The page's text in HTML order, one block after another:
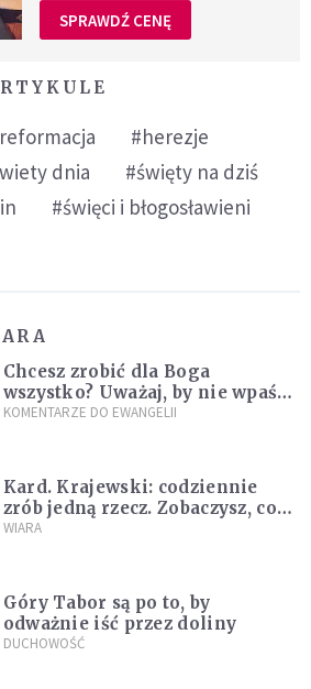
SPRAWDŹ CENĘ
#herezje
dnia
#święty na dziś
#święci i błogosławieni
Chcesz zrobić dla Boga
wszystko? Uważaj, by nie wpaść
w groźną pułapkę
KOMENTARZE DO EWANGELII
Kard. Krajewski: codziennie
zrób jedną rzecz. Zobaczysz, co
stanie się z twoim życiem
WIARA
Góry Tabor są po to, by
odważnie iść przez doliny
DUCHOWOŚĆ